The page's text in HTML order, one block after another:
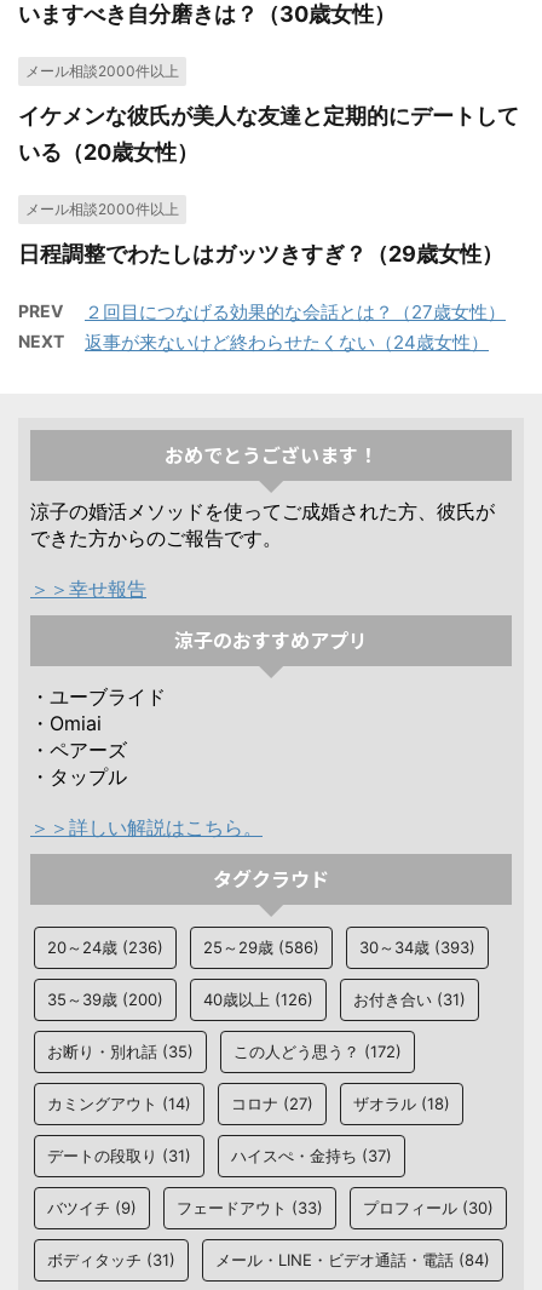
いますべき自分磨きは？（30歳女性）
メール相談2000件以上
イケメンな彼氏が美人な友達と定期的にデートして
いる（20歳女性）
メール相談2000件以上
日程調整でわたしはガッツきすぎ？（29歳女性）
PREV ２回目につなげる効果的な会話とは？（27歳女性）
NEXT 返事が来ないけど終わらせたくない（24歳女性）
おめでとうございます！
涼子の婚活メソッドを使ってご成婚された方、彼氏が
できた方からのご報告です。
＞＞幸せ報告
涼子のおすすめアプリ
・ユーブライド
・Omiai
・ペアーズ
・タップル
＞＞詳しい解説はこちら。
タグクラウド
20～24歳 (236) 25～29歳 (586) 30～34歳 (393)
35～39歳 (200) 40歳以上 (126) お付き合い (31)
お断り・別れ話 (35) この人どう思う？ (172)
カミングアウト (14) コロナ (27) ザオラル (18)
デートの段取り (31) ハイスぺ・金持ち (37)
バツイチ (9) フェードアウト (33) プロフィール (30)
ボディタッチ (31) メール・LINE・ビデオ通話・電話 (84)